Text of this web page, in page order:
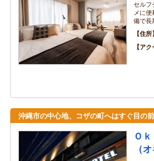
セルフ
メに
備で長
住所
アク
沖縄市の中心地、コザの町へはすぐ目の前
Ｏ
（